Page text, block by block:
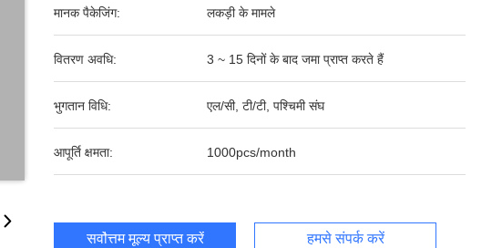
मानक पैकेजिंग: लकड़ी के मामले
वितरण अवधि: 3 ~ 15 दिनों के बाद जमा प्राप्त करते हैं
भुगतान विधि: एल/सी, टी/टी, पश्चिमी संघ
आपूर्ति क्षमता: 1000pcs/month
सर्वोत्तम मूल्य प्राप्त करें हमसे संपर्क करें